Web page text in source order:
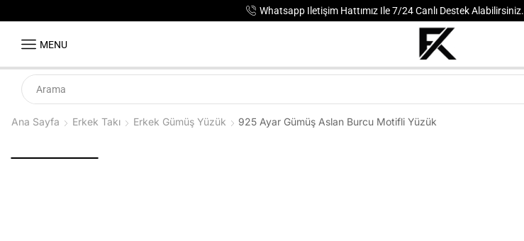
Whatsapp Iletişim Hattımız Ile 7/24 Canlı Destek Alabilirsiniz.
MENU
Ana Sayfa Erkek Takı Erkek Gümüş Yüzük 925 Ayar Gümüş Aslan Burcu Motifli Yüzük